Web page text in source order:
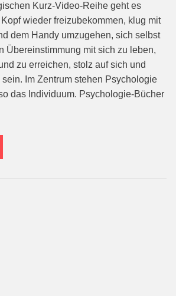
Kurz-Video-Reihe geht es
wieder freizubekommen, klug mit
dem Handy umzugehen, sich selbst
Übereinstimmung mit sich zu leben,
zu erreichen, stolz auf sich und
Im Zentrum stehen Psychologie
das Individuum. Psychologie-Bücher